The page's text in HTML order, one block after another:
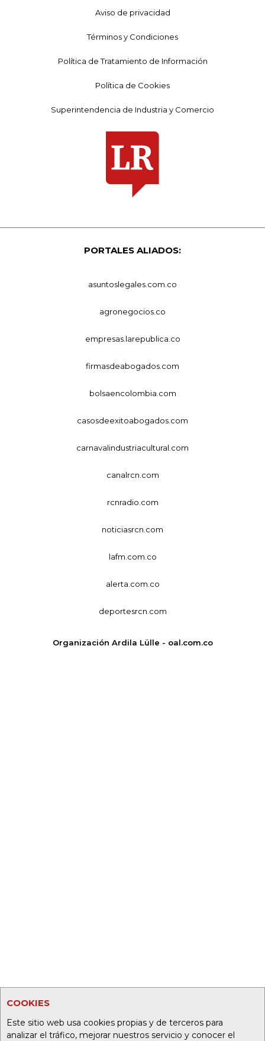
COOKIES
Este sitio web usa cookies propias y de terceros para
analizar el tráfico, mejorar nuestros servicio y conocer el
Aviso de privacidad
Términos y Condiciones
Política de Tratamiento de Información
Política de Cookies
Superintendencia de Industria y Comercio
PORTALES ALIADOS:
asuntoslegales.com.co
agronegocios.co
empresas.larepublica.co
firmasdeabogados.com
bolsaencolombia.com
casosdeexitoabogados.com
carnavalindustriacultural.com
canalrcn.com
rcnradio.com
noticiasrcn.com
lafm.com.co
alerta.com.co
deportesrcn.com
Organización Ardila Lülle - oal.com.co